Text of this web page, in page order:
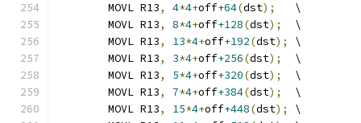
	MOVL R13
, 4*4+off+64(dst);
   \
	MOVL R13
, 8*4+off+128(dst);
  \
	MOVL R13
, 13*4+off+192(dst);
\
	MOVL R13
, 3*4+off+256(dst);
  \
	MOVL R13
, 5*4+off+320(dst);
  \
	MOVL R13
, 7*4+off+384(dst);
  \
	MOVL R13
, 15*4+off+448(dst);
\